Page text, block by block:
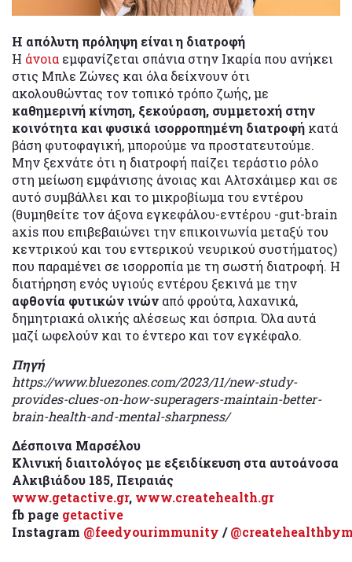
Η απόλυτη πρόληψη είναι η διατροφή
Η άνοια εμφανίζεται σπάνια στην Ικαρία που ανήκει
στις Μπλε Ζώνες και όλα δείχνουν ότι
ακολουθώντας τον τοπικό τρόπο ζωής, με
καθημερινή κίνηση, ξεκούραση, συμμετοχή στην
κοινότητα και φυσικά ισορροπημένη διατροφή κατά
βάση φυτοφαγική, μπορούμε να προστατευτούμε.
Μην ξεχνάτε ότι η διατροφή παίζει τεράστιο ρόλο
στη μείωση εμφάνισης άνοιας και Αλτσχάιμερ και σε
αυτό συμβάλλει και το μικροβίωμα του εντέρου
(θυμηθείτε τον άξονα εγκεφάλου-εντέρου -gut-brain
axis που επιβεβαιώνει την επικοινωνία μεταξύ του
κεντρικού και του εντερικού νευρικού συστήματος)
που παραμένει σε ισορροπία με τη σωστή διατροφή. Η
διατήρηση ενός υγιούς εντέρου ξεκινά με την
αφθονία φυτικών ινών από φρούτα, λαχανικά,
δημητριακά ολικής αλέσεως και όσπρια. Όλα αυτά
μαζί ωφελούν και το έντερο και τον εγκέφαλο.
Πηγή
https://www.bluezones.com/2023/11/new-study-
provides-clues-on-how-superagers-maintain-better-
brain-health-and-mental-sharpness/
Δέσποινα Μαρσέλου
Κλινική διαιτολόγος με εξειδίκευση στα αυτοάνοσα
Αλκιβιάδου 185, Πειραιάς
www.getactive.gr, www.createhealth.gr
fb page getactive
Instagram @feedyourimmunity /